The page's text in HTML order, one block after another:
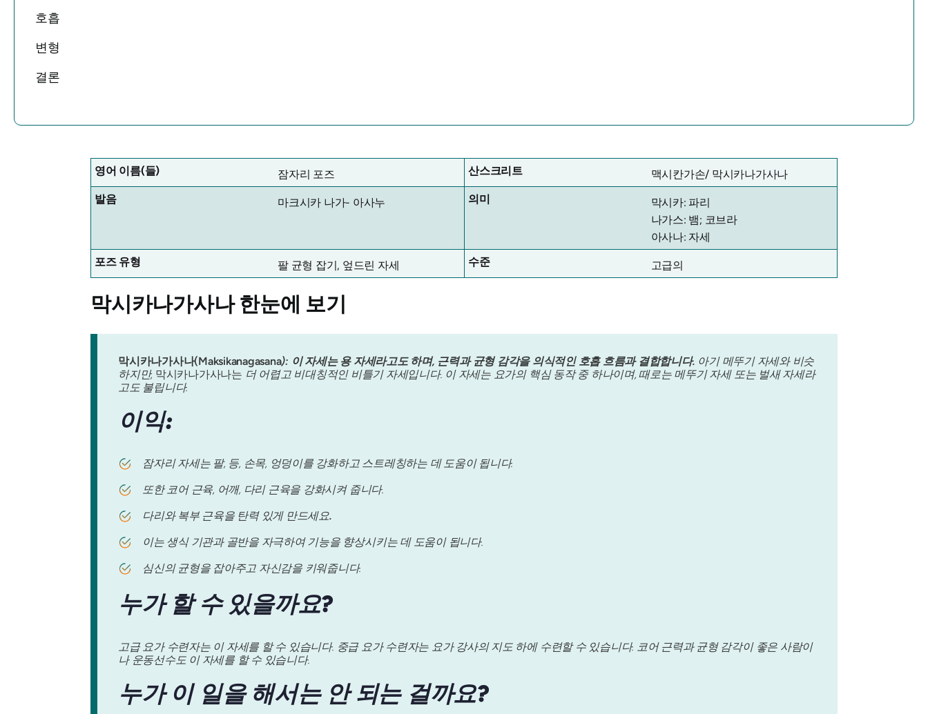
호흡
변형
결론
영어 이름(들) 잠자리 포즈 산스크리트 맥시칸가손/ 막시카나가사나
발음
마크시카 나가- 아사누 의미
막시카: 파리
나가스: 뱀; 코브라
아사나: 자세
포즈 유형
팔 균형 잡기, 엎드린 자세 수준 고급의
막시카나가사나한눈에 보기
막시카나가사나(Maksikanagasana): 이 자세는 용 자세라고도 하며, 근력과 균형 감각을 의식적인 호흡 흐름과 결합합니다. 아기 메뚜기 자세와 비슷
하지만, 막시카나가사나는 더 어렵고 비대칭적인 비틀기 자세입니다. 이 자세는 요가의 핵심 동작 중 하나이며, 때로는 메뚜기 자세 또는 벌새 자세라
고도 불립니다.
이익:
잠자리 자세는 팔, 등, 손목, 엉덩이를 강화하고 스트레칭하는 데 도움이 됩니다.
또한 코어 근육, 어깨, 다리 근육을 강화시켜 줍니다.
다리와 복부 근육을 탄력 있게 만드세요.
이는 생식 기관과 골반을 자극하여 기능을 향상시키는 데 도움이 됩니다.
심신의 균형을 잡아주고 자신감을 키워줍니다.
누가 할 수 있을까요?
고급 요가 수련자는 이 자세를 할 수 있습니다. 중급 요가 수련자는 요가 강사의 지도 하에 수련할 수 있습니다. 코어 근력과 균형 감각이 좋은 사람이
나 운동선수도 이 자세를 할 수 있습니다.
누가 이 일을 해서는 안 되는 걸까요?